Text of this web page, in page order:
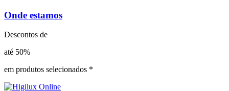
Onde estamos
Descontos de
até 50%
em produtos selecionados *